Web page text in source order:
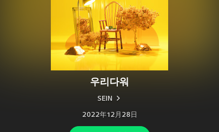
우리다워
SEIN
2022年12月28日